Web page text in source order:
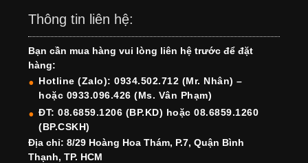
c
e
b
o
o
k
a
gr
a
m
er
e
st
e
dI
n
er T
u
b
e
T
u
b
e
h
Thông tin liên hệ:
Bạn cần mua hàng vui lòng liên hệ trước để đặt
hàng:
Hotline (Zalo): 0934.502.712 (Mr. Nhân) –
hoặc 0933.096.426 (Ms. Vân Phạm)
ĐT: 08.6859.1206 (BP.KD) hoặc 08.6859.1260
(BP.CSKH)
Địa chỉ: 8/29 Hoàng Hoa Thám, P.7, Quận Bình
Thạnh, TP. HCM